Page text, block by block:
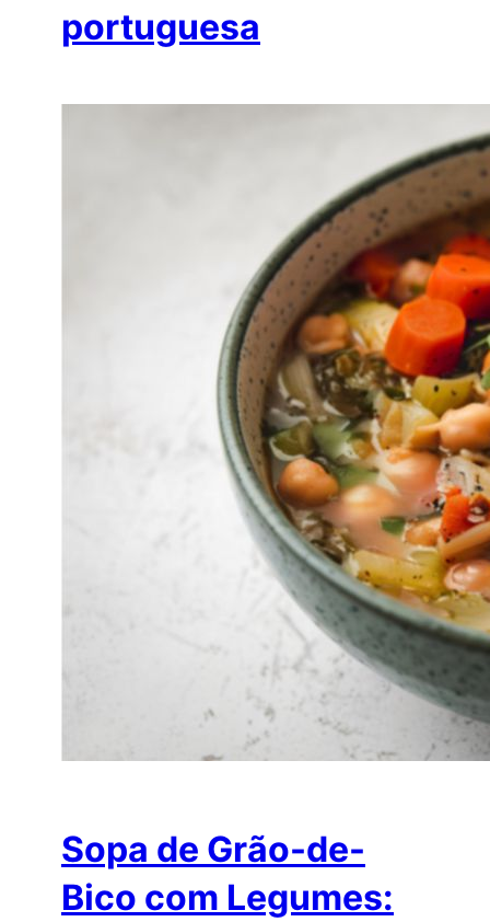
portuguesa
Sopa de Grão-de-
Bico com Legumes: